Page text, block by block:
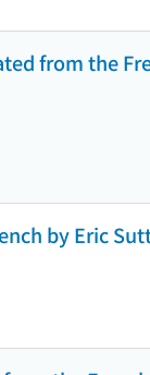
from the
by Eric